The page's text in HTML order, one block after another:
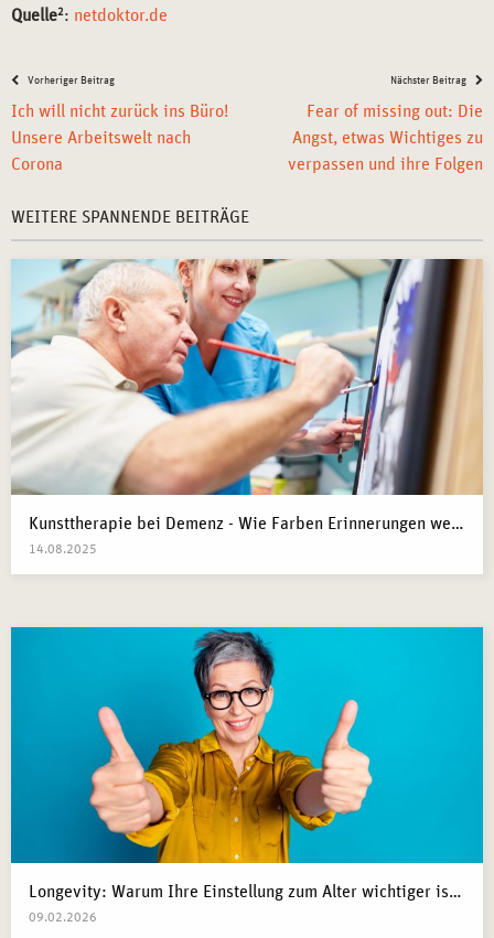
Quelle2: netdoktor.de
Vorheriger Beitrag
Ich will nicht zurück ins Büro!
Unsere Arbeitswelt nach
Corona
Nächster Beitrag
Fear of missing out: Die
Angst, etwas Wichtiges zu
verpassen und ihre Folgen
WEITERE SPANNENDE BEITRÄGE
Kunsttherapie bei Demenz - Wie Farben Erinnerungen wecken
14.08.2025
Longevity: Warum Ihre Einstellung zum Alter wichtiger ist als Ihre Gene
09.02.2026